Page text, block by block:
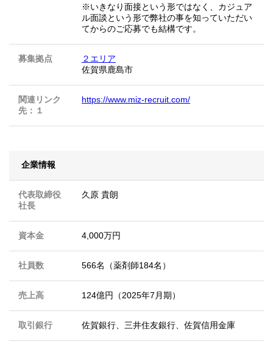
※いきなり面接という形ではなく、カジュア
ル面談という形で弊社の事を知っていただい
てからのご応募でも結構です。
募集拠点
２エリア
佐賀県鹿島市
関連リンク
先：１
https://www.miz-recruit.com/
企業情報
代表取締役
社長
久原 貴朗
資本金 4,000万円
社員数 566名（薬剤師184名）
売上高 124億円（2025年7月期）
取引銀行 佐賀銀行、三井住友銀行、佐賀信用金庫